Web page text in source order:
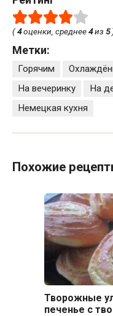
(4оценки, среднее4из 5
Метки:
Горячим
На вечеринку
На
Немецкая кухня
Похожие
Творожные
печенье с